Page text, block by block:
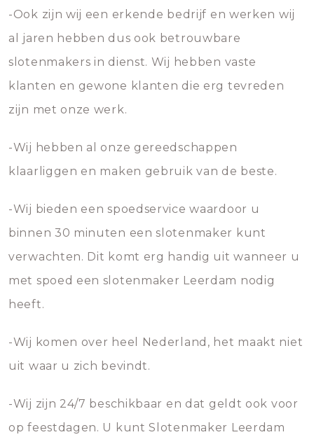
-Ook zijn wij een erkende bedrijf en werken wij
al jaren hebben dus ook betrouwbare
slotenmakers in dienst. Wij hebben vaste
klanten en gewone klanten die erg tevreden
zijn met onze werk.
-Wij hebben al onze gereedschappen
klaarliggen en maken gebruik van de beste.
-Wij bieden een spoedservice waardoor u
binnen 30 minuten een slotenmaker kunt
verwachten. Dit komt erg handig uit wanneer u
met spoed een slotenmaker Leerdam nodig
heeft.
-Wij komen over heel Nederland, het maakt niet
uit waar u zich bevindt.
-Wij zijn 24/7 beschikbaar en dat geldt ook voor
op feestdagen. U kunt Slotenmaker Leerdam